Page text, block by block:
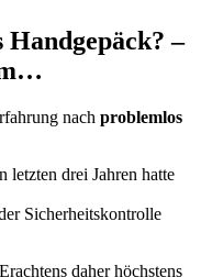
–
nach problemlos
letzten drei Jahren hatte
Sicherheitskontrolle
daher höchstens